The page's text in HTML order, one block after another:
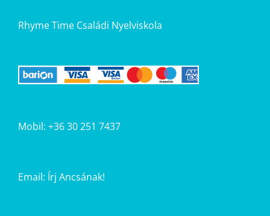
Rhyme Time Családi Nyelviskola
Mobil: +36 30 251 7437
Email: Írj Ancsának!